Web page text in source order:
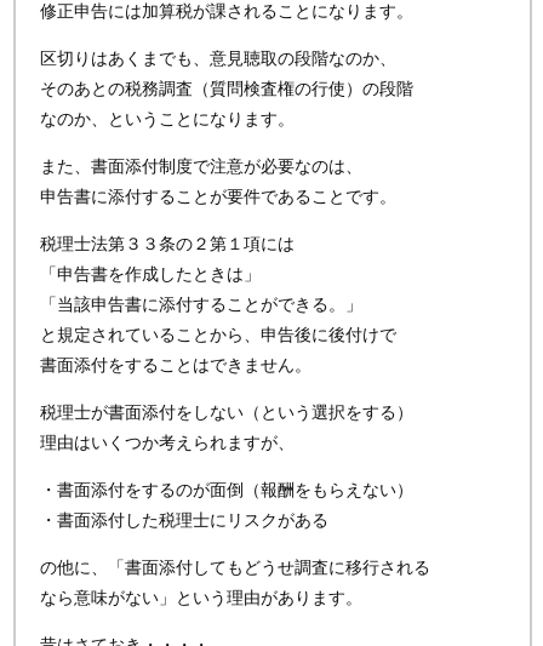
修正申告には加算税が課されることになります。
区切りはあくまでも、意見聴取の段階なのか、
そのあとの税務調査（質問検査権の行使）の段階
なのか、ということになります。
また、書面添付制度で注意が必要なのは、
申告書に添付することが要件であることです。
税理士法第３３条の２第１項には
「申告書を作成したときは」
「当該申告書に添付することができる。」
と規定されていることから、申告後に後付けで
書面添付をすることはできません。
税理士が書面添付をしない（という選択をする）
理由はいくつか考えられますが、
・書面添付をするのが面倒（報酬をもらえない）
・書面添付した税理士にリスクがある
の他に、「書面添付してもどうせ調査に移行される
なら意味がない」という理由があります。